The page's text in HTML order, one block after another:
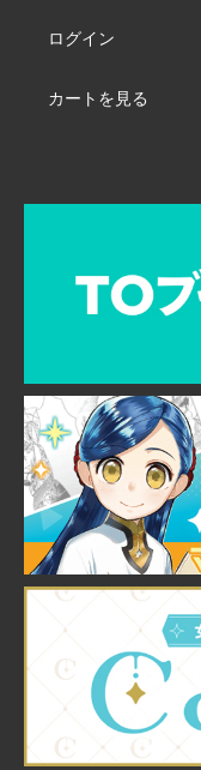
ログイン
カートを見る